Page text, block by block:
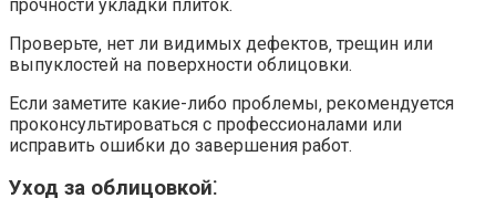
прочности укладки плиток.​
Проверьте‚ нет ли видимых дефектов‚ трещин или
выпуклостей на поверхности облицовки.
Если заметите какие-либо проблемы‚ рекомендуется
проконсультироваться с профессионалами или
исправить ошибки до завершения работ.​
Уход за облицовкой⁚